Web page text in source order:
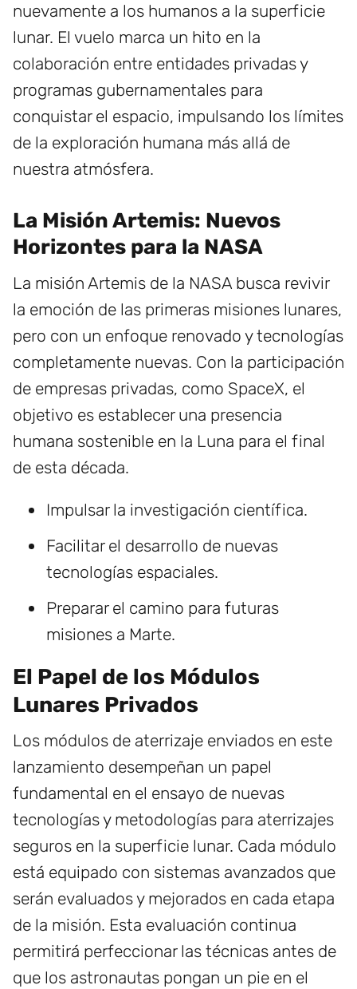
nuevamente a los humanos a la superficie
lunar. El vuelo marca un hito en la
colaboración entre entidades privadas y
programas gubernamentales para
conquistar el espacio, impulsando los límites
de la exploración humana más allá de
nuestra atmósfera.
La Misión Artemis: Nuevos
Horizontes para la NASA
La misión Artemis de la NASA busca revivir
la emoción de las primeras misiones lunares,
pero con un enfoque renovado y tecnologías
completamente nuevas. Con la participación
de empresas privadas, como SpaceX, el
objetivo es establecer una presencia
humana sostenible en la Luna para el final
de esta década.
Impulsar la investigación científica.
Facilitar el desarrollo de nuevas
tecnologías espaciales.
Preparar el camino para futuras
misiones a Marte.
El Papel de los Módulos
Lunares Privados
Los módulos de aterrizaje enviados en este
lanzamiento desempeñan un papel
fundamental en el ensayo de nuevas
tecnologías y metodologías para aterrizajes
seguros en la superficie lunar. Cada módulo
está equipado con sistemas avanzados que
serán evaluados y mejorados en cada etapa
de la misión. Esta evaluación continua
permitirá perfeccionar las técnicas antes de
que los astronautas pongan un pie en el